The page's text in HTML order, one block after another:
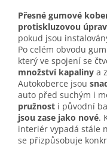
Přesné gumové
protiskluzovou
pokud jsou
Po celém obvodu
který ve spojení se
množství kapaliny a
Autokoberce jsou
auto před suchým i
pružnost i původní
jsou zase jako nové.
interiér vypadá stále
se přizpůsobuje